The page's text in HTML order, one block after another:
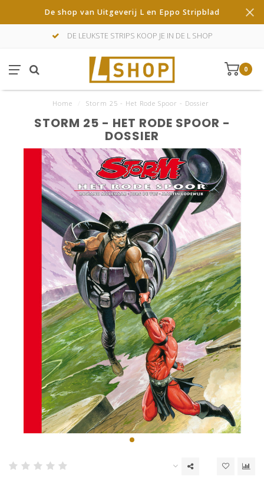
De shop van Uitgeverij L en Eppo Stripblad
DE LEUKSTE STRIPS KOOP JE IN DE L SHOP
0
Home Storm 25 - Het Rode Spoor - Dossier
STORM 25 - HET RODE SPOOR -
DOSSIER